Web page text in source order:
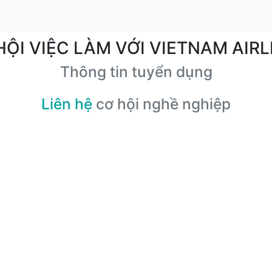
VIỆC LÀM VỚI VIETNAM
Thông tin tuyển dụng
Liên hệ cơ hội nghề nghiệp